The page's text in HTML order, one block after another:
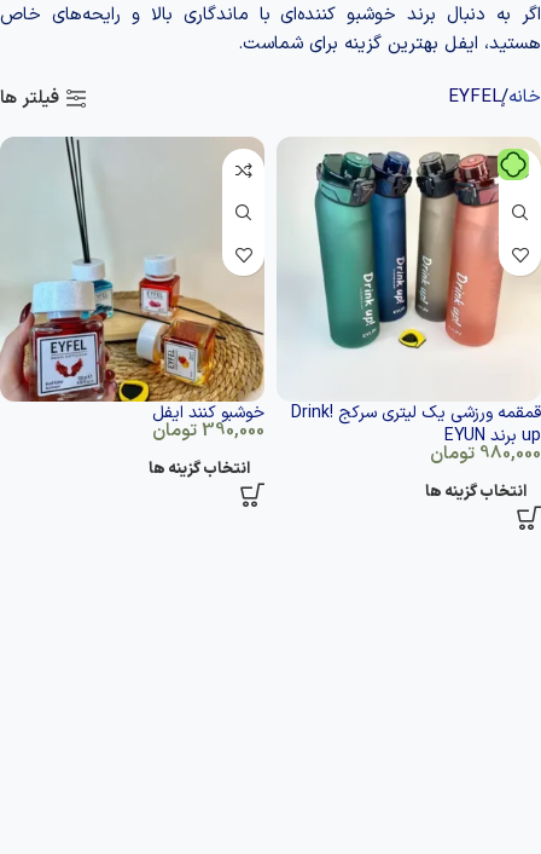
اگر به دنبال برند خوشبو کننده‌ای با ماندگاری بالا و رایحه‌های خاص
هستید، ایفل بهترین گزینه برای شماست.
خانه
فیلتر ها
قمقمه ورزشی یک لیتری سرکج !Drink
up برند EYUN
980,000 تومان
انتخاب گزینه ها
خوشبو کنند ایفل
390,000تومان
انتخاب گزینه ها